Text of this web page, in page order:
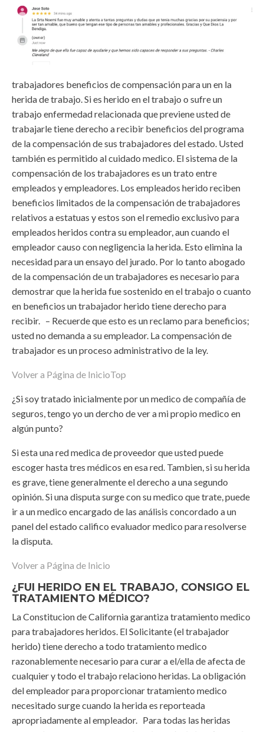
trabajadores beneficios de compensación para un en la
herida de trabajo. Si es herido en el trabajo o sufre un
trabajo enfermedad relacionada que previene usted de
trabajarle tiene derecho a recibir beneficios del programa
de la compensación de sus trabajadores del estado. Usted
también es permitido al cuidado medico. El sistema de la
compensación de los trabajadores es un trato entre
empleados y empleadores. Los empleados herido reciben
beneficios limitados de la compensación de trabajadores
relativos a estatuas y estos son el remedio exclusivo para
empleados heridos contra su empleador, aun cuando el
empleador causo con negligencia la herida. Esto elimina la
necesidad para un ensayo del jurado. Por lo tanto abogado
de la compensación de un trabajadores es necesario para
demostrar que la herida fue sostenido en el trabajo o cuanto
en beneficios un trabajador herido tiene derecho para
recibir. – Recuerde que esto es un reclamo para beneficios;
usted no demanda a su empleador. La compensación de
trabajador es un proceso administrativo de la ley.
Volver a Página de InicioTop
¿Si soy tratado inicialmente por un medico de compañía de
seguros, tengo yo un dercho de ver a mi propio medico en
algún punto?
Si esta una red medica de proveedor que usted puede
escoger hasta tres médicos en esa red. Tambien, si su herida
es grave, tiene generalmente el derecho a una segundo
opinión. Si una disputa surge con su medico que trate, puede
ir a un medico encargado de las análisis concordado a un
panel del estado califico evaluador medico para resolverse
la disputa.
Volver a Página de Inicio
¿FUI HERIDO EN EL TRABAJO, CONSIGO EL
TRATAMIENTO MÉDICO?
La Constitucion de California garantiza tratamiento medico
para trabajadores heridos. El Solicitante (el trabajador
herido) tiene derecho a todo tratamiento medico
razonablemente necesario para curar a el/ella de afecta de
cualquier y todo el trabajo relaciono heridas. La obligación
del empleador para proporcionar tratamiento medico
necesitado surge cuando la herida es reporteada
apropriadamente al empleador. Para todas las heridas